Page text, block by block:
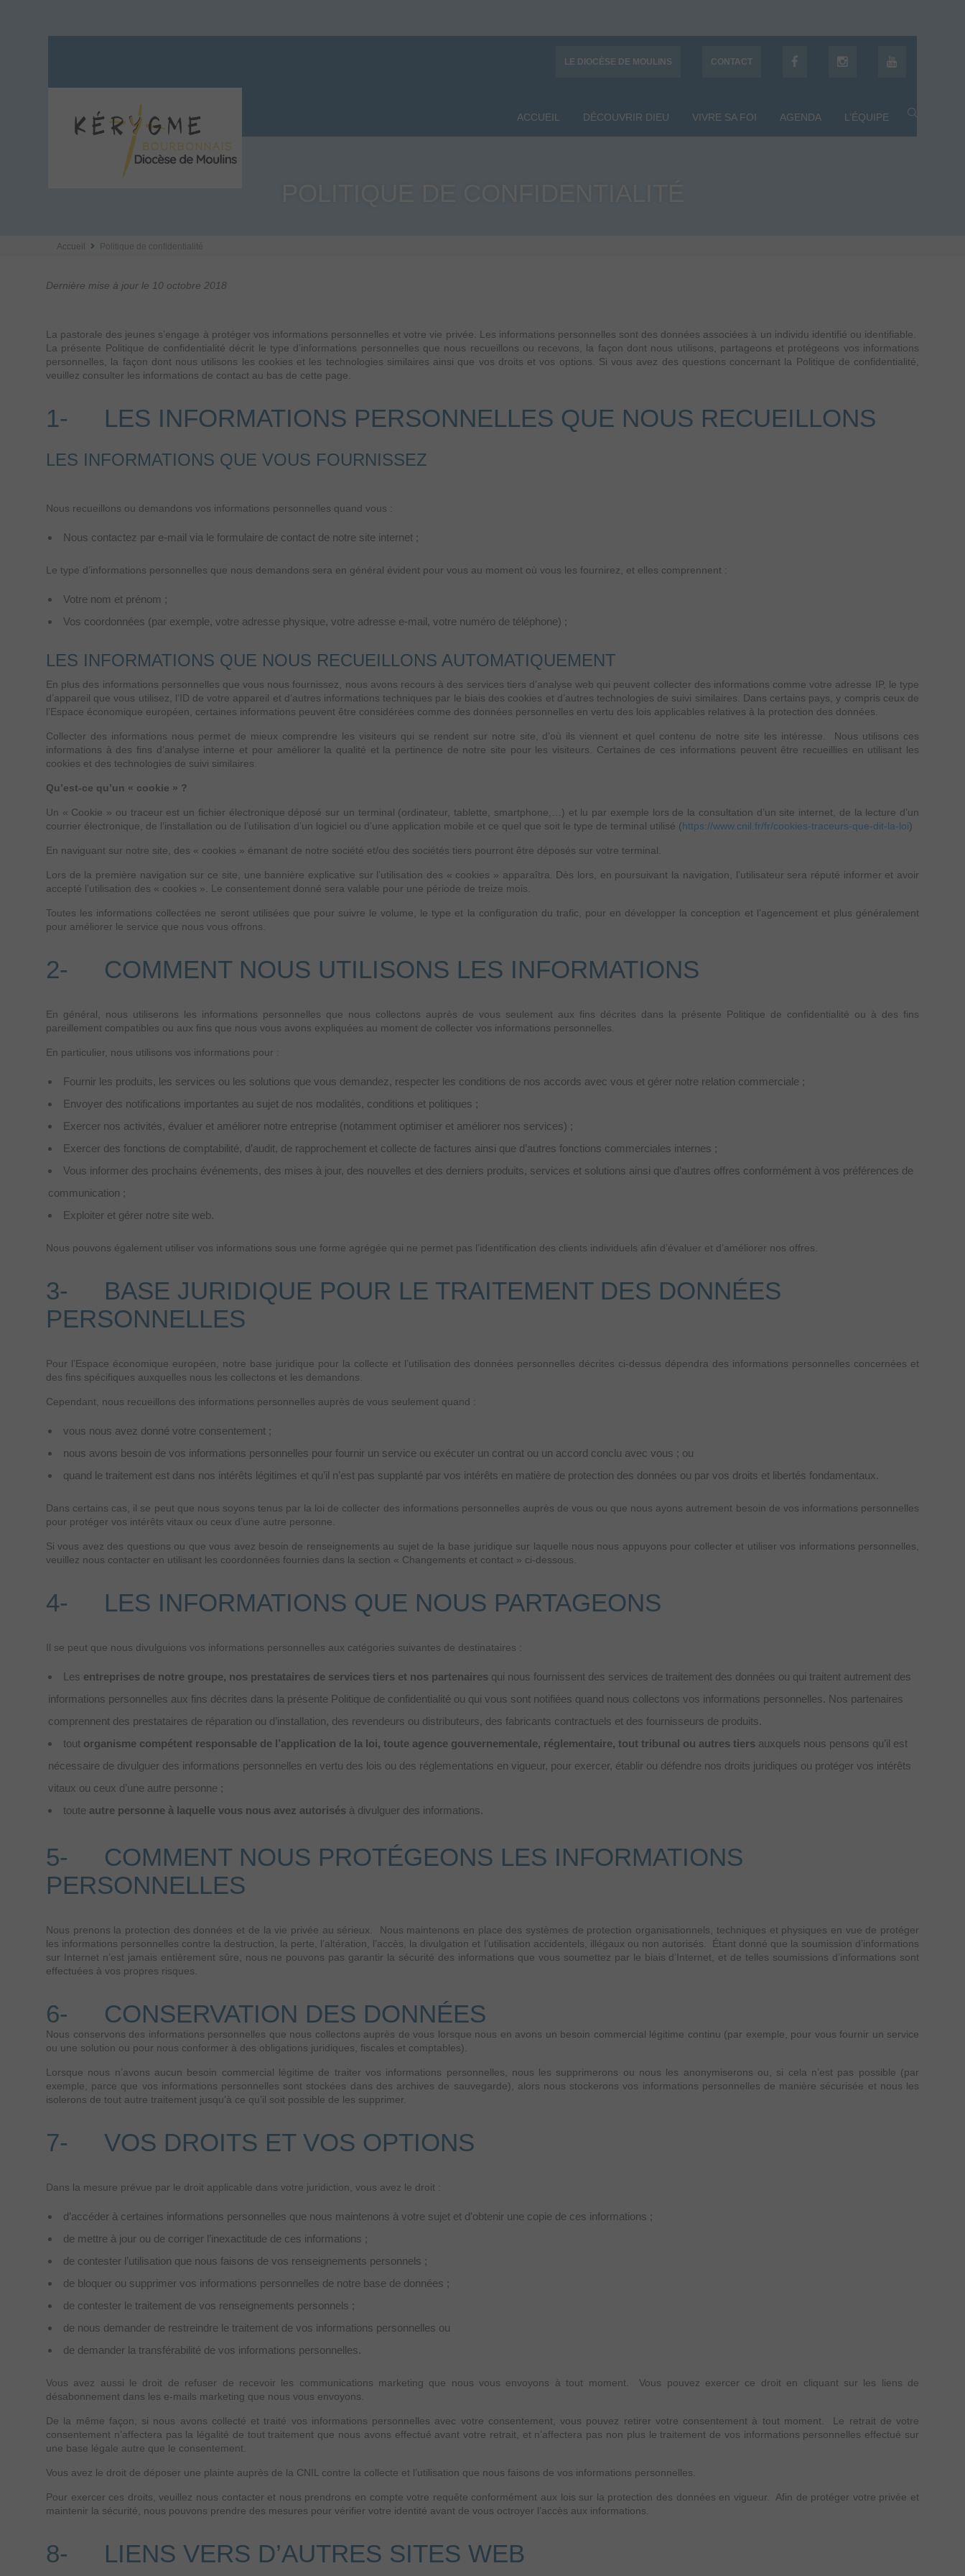
LE DIOCÈSE DE MOULINS CONTACT
ACCUEIL DÉCOUVRIR DIEU VIVRE SA FOI AGENDA L’ÉQUIPE
Accueil Politique de confidentialité
Dernière mise à jour le 10 octobre 2018
La pastorale des jeunes s’engage à protéger vos informations personnelles et votre vie privée. Les informations personnelles sont des données associées à un individu identifié ou identifiable.
La présente Politique de confidentialité décrit le type d’informations personnelles que nous recueillons ou recevons, la façon dont nous utilisons, partageons et protégeons vos informations
personnelles, la façon dont nous utilisons les cookies et les technologies similaires ainsi que vos droits et vos options. Si vous avez des questions concernant la Politique de confidentialité,
veuillez consulter les informations de contact au bas de cette page.
1- LES INFORMATIONS PERSONNELLES QUE NOUS RECUEILLONS
LES INFORMATIONS QUE VOUS FOURNISSEZ
Nous recueillons ou demandons vos informations personnelles quand vous :
Nous contactez par e-mail via le formulaire de contact de notre site internet ;
Le type d’informations personnelles que nous demandons sera en général évident pour vous au moment où vous les fournirez, et elles comprennent :
Votre nom et prénom ;
Vos coordonnées (par exemple, votre adresse physique, votre adresse e-mail, votre numéro de téléphone) ;
LES INFORMATIONS QUE NOUS RECUEILLONS AUTOMATIQUEMENT
En plus des informations personnelles que vous nous fournissez, nous avons recours à des services tiers d’analyse web qui peuvent collecter des informations comme votre adresse IP, le type
d’appareil que vous utilisez, l’ID de votre appareil et d’autres informations techniques par le biais des cookies et d’autres technologies de suivi similaires. Dans certains pays, y compris ceux de
l’Espace économique européen, certaines informations peuvent être considérées comme des données personnelles en vertu des lois applicables relatives à la protection des données.
Collecter des informations nous permet de mieux comprendre les visiteurs qui se rendent sur notre site, d’où ils viennent et quel contenu de notre site les intéresse. Nous utilisons ces
informations à des fins d’analyse interne et pour améliorer la qualité et la pertinence de notre site pour les visiteurs. Certaines de ces informations peuvent être recueillies en utilisant les
cookies et des technologies de suivi similaires.
Qu’est-ce qu’un « cookie » ?
Un « Cookie » ou traceur est un fichier électronique déposé sur un terminal (ordinateur, tablette, smartphone,…) et lu par exemple lors de la consultation d’un site internet, de la lecture d’un
courrier électronique, de l’installation ou de l’utilisation d’un logiciel ou d’une application mobile et ce quel que soit le type de terminal utilisé (https://www.cnil.fr/fr/cookies-traceurs-que-dit-la-loi)
En naviguant sur notre site, des « cookies » émanant de notre société et/ou des sociétés tiers pourront être déposés sur votre terminal.
Lors de la première navigation sur ce site, une bannière explicative sur l’utilisation des « cookies » apparaîtra. Dès lors, en poursuivant la navigation, l’utilisateur sera réputé informer et avoir
accepté l’utilisation des « cookies ». Le consentement donné sera valable pour une période de treize mois.
Toutes les informations collectées ne seront utilisées que pour suivre le volume, le type et la configuration du trafic, pour en développer la conception et l’agencement et plus généralement
pour améliorer le service que nous vous offrons.
2- COMMENT NOUS UTILISONS LES INFORMATIONS
En général, nous utiliserons les informations personnelles que nous collectons auprès de vous seulement aux fins décrites dans la présente Politique de confidentialité ou à des fins
pareillement compatibles ou aux fins que nous vous avons expliquées au moment de collecter vos informations personnelles.
En particulier, nous utilisons vos informations pour :
Fournir les produits, les services ou les solutions que vous demandez, respecter les conditions de nos accords avec vous et gérer notre relation commerciale ;
Envoyer des notifications importantes au sujet de nos modalités, conditions et politiques ;
Exercer nos activités, évaluer et améliorer notre entreprise (notamment optimiser et améliorer nos services) ;
Exercer des fonctions de comptabilité, d’audit, de rapprochement et collecte de factures ainsi que d’autres fonctions commerciales internes ;
Vous informer des prochains événements, des mises à jour, des nouvelles et des derniers produits, services et solutions ainsi que d’autres offres conformément à vos préférences de
communication ;
Exploiter et gérer notre site web.
Nous pouvons également utiliser vos informations sous une forme agrégée qui ne permet pas l’identification des clients individuels afin d’évaluer et d’améliorer nos offres.
3- BASE JURIDIQUE POUR LE TRAITEMENT DES DONNÉES
PERSONNELLES
Pour l’Espace économique européen, notre base juridique pour la collecte et l’utilisation des données personnelles décrites ci-dessus dépendra des informations personnelles concernées et
des fins spécifiques auxquelles nous les collectons et les demandons.
Cependant, nous recueillons des informations personnelles auprès de vous seulement quand :
vous nous avez donné votre consentement ;
nous avons besoin de vos informations personnelles pour fournir un service ou exécuter un contrat ou un accord conclu avec vous ; ou
quand le traitement est dans nos intérêts légitimes et qu’il n’est pas supplanté par vos intérêts en matière de protection des données ou par vos droits et libertés fondamentaux.
Dans certains cas, il se peut que nous soyons tenus par la loi de collecter des informations personnelles auprès de vous ou que nous ayons autrement besoin de vos informations personnelles
pour protéger vos intérêts vitaux ou ceux d’une autre personne.
Si vous avez des questions ou que vous avez besoin de renseignements au sujet de la base juridique sur laquelle nous nous appuyons pour collecter et utiliser vos informations personnelles,
veuillez nous contacter en utilisant les coordonnées fournies dans la section « Changements et contact » ci-dessous.
4- LES INFORMATIONS QUE NOUS PARTAGEONS
Il se peut que nous divulguions vos informations personnelles aux catégories suivantes de destinataires :
Les entreprises de notre groupe, nos prestataires de services tiers et nos partenaires qui nous fournissent des services de traitement des données ou qui traitent autrement des
informations personnelles aux fins décrites dans la présente Politique de confidentialité ou qui vous sont notifiées quand nous collectons vos informations personnelles. Nos partenaires
comprennent des prestataires de réparation ou d’installation, des revendeurs ou distributeurs, des fabricants contractuels et des fournisseurs de produits.
tout organisme compétent responsable de l’application de la loi, toute agence gouvernementale, réglementaire, tout tribunal ou autres tiers auxquels nous pensons qu’il est
nécessaire de divulguer des informations personnelles en vertu des lois ou des réglementations en vigueur, pour exercer, établir ou défendre nos droits juridiques ou protéger vos intérêts
vitaux ou ceux d’une autre personne ;
toute autre personne à laquelle vous nous avez autorisés à divulguer des informations.
5- COMMENT NOUS PROTÉGEONS LES INFORMATIONS
PERSONNELLES
Nous prenons la protection des données et de la vie privée au sérieux. Nous maintenons en place des systèmes de protection organisationnels, techniques et physiques en vue de protéger
les informations personnelles contre la destruction, la perte, l’altération, l’accès, la divulgation et l’utilisation accidentels, illégaux ou non autorisés. Étant donné que la soumission d’informations
sur Internet n’est jamais entièrement sûre, nous ne pouvons pas garantir la sécurité des informations que vous soumettez par le biais d’Internet, et de telles soumissions d’informations sont
effectuées à vos propres risques.
6- CONSERVATION DES DONNÉES
Nous conservons des informations personnelles que nous collectons auprès de vous lorsque nous en avons un besoin commercial légitime continu (par exemple, pour vous fournir un service
ou une solution ou pour nous conformer à des obligations juridiques, fiscales et comptables).
Lorsque nous n’avons aucun besoin commercial légitime de traiter vos informations personnelles, nous les supprimerons ou nous les anonymiserons ou, si cela n’est pas possible (par
exemple, parce que vos informations personnelles sont stockées dans des archives de sauvegarde), alors nous stockerons vos informations personnelles de manière sécurisée et nous les
isolerons de tout autre traitement jusqu’à ce qu’il soit possible de les supprimer.
7- VOS DROITS ET VOS OPTIONS
Dans la mesure prévue par le droit applicable dans votre juridiction, vous avez le droit :
d’accéder à certaines informations personnelles que nous maintenons à votre sujet et d’obtenir une copie de ces informations ;
de mettre à jour ou de corriger l’inexactitude de ces informations ;
de contester l’utilisation que nous faisons de vos renseignements personnels ;
de bloquer ou supprimer vos informations personnelles de notre base de données ;
de contester le traitement de vos renseignements personnels ;
de nous demander de restreindre le traitement de vos informations personnelles ou
de demander la transférabilité de vos informations personnelles.
Vous avez aussi le droit de refuser de recevoir les communications marketing que nous vous envoyons à tout moment. Vous pouvez exercer ce droit en cliquant sur les liens de
désabonnement dans les e-mails marketing que nous vous envoyons.
De la même façon, si nous avons collecté et traité vos informations personnelles avec votre consentement, vous pouvez retirer votre consentement à tout moment. Le retrait de votre
consentement n’affectera pas la légalité de tout traitement que nous avons effectué avant votre retrait, et n’affectera pas non plus le traitement de vos informations personnelles effectué sur
une base légale autre que le consentement.
Vous avez le droit de déposer une plainte auprès de la CNIL contre la collecte et l’utilisation que nous faisons de vos informations personnelles.
Pour exercer ces droits, veuillez nous contacter et nous prendrons en compte votre requête conformément aux lois sur la protection des données en vigueur. Afin de protéger votre privée et
maintenir la sécurité, nous pouvons prendre des mesures pour vérifier votre identité avant de vous octroyer l’accès aux informations.
8- LIENS VERS D’AUTRES SITES WEB